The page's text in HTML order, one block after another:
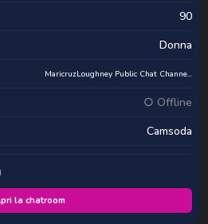
90
Donna
MaricruzLoughney Public Chat Channe...
○ Offline
Camsoda
la chatroom